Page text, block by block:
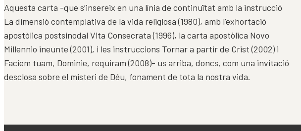
Aquesta carta -que s’insereix en una línia de continuïtat amb la instrucció
La dimensió contemplativa de la vida religiosa (1980), amb l’exhortació
apostòlica postsinodal Vita Consecrata (1996), la carta apostòlica Novo
Millennio ineunte (2001), i les instruccions Tornar a partir de Crist (2002) i
Faciem tuam, Dominie, requiram (2008)- us arriba, doncs, com una invitació
desclosa sobre el misteri de Déu, fonament de tota la nostra vida.